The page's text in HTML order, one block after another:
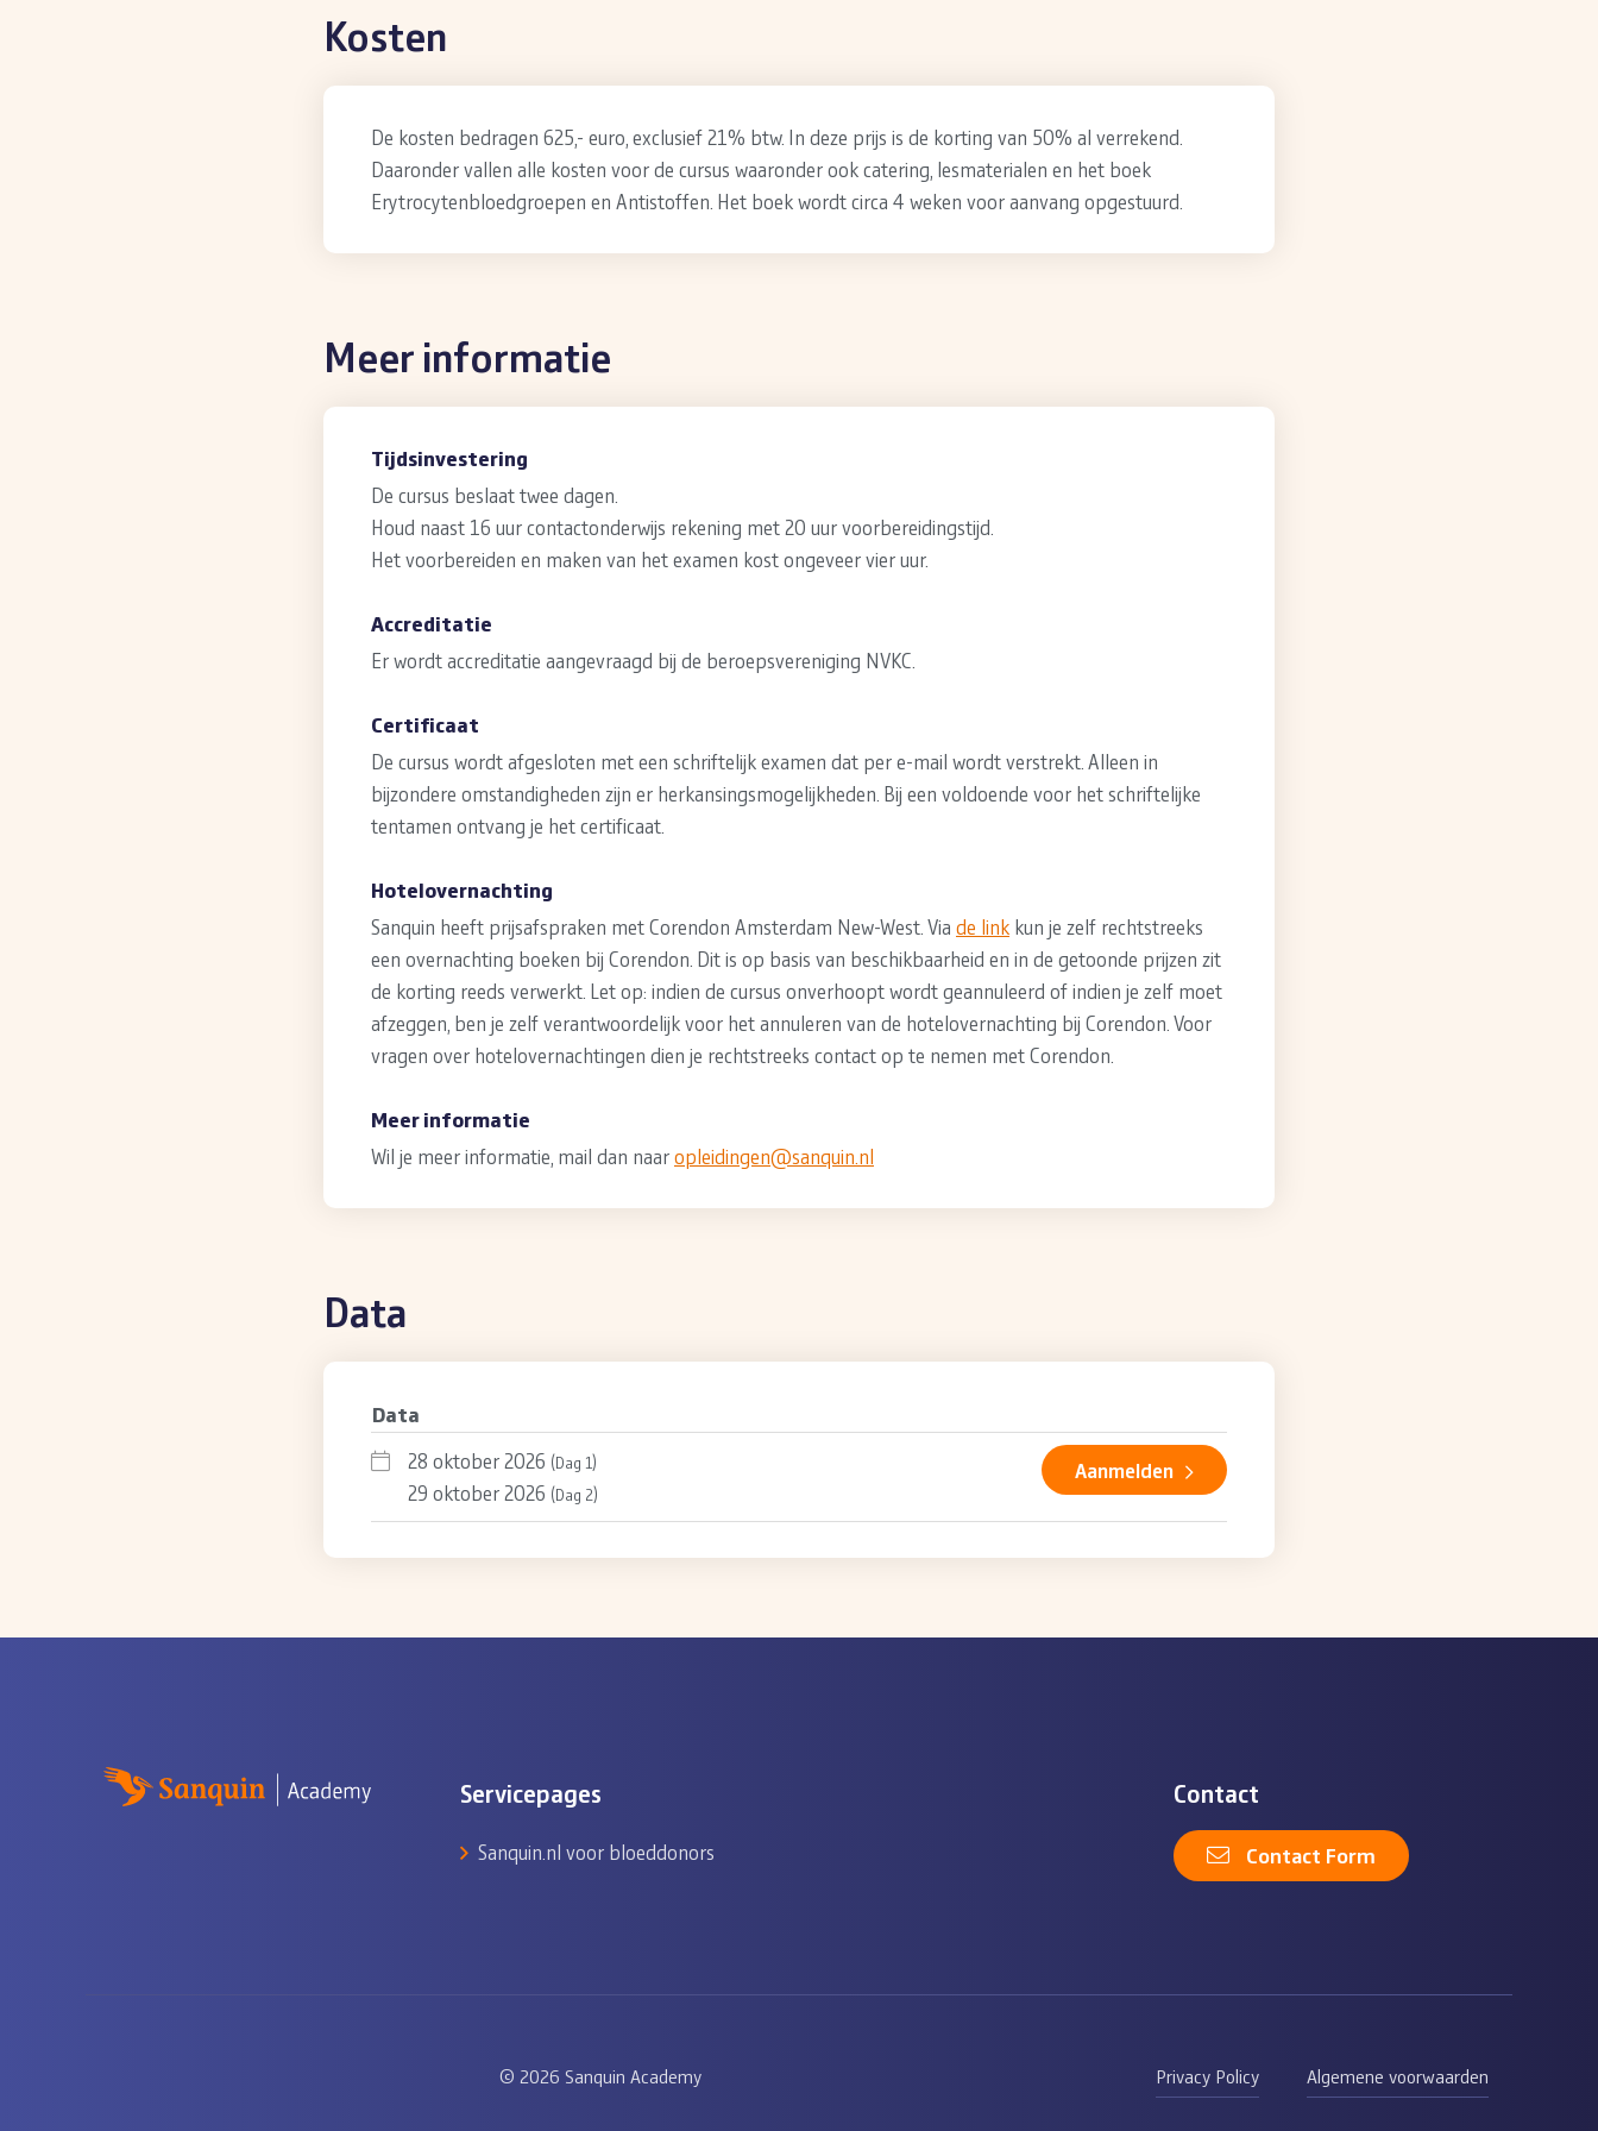
Kosten
De kosten bedragen 625,- euro, exclusief 21% btw. In deze prijs is de korting van 50% al verrekend.
Daaronder vallen alle kosten voor de cursus waaronder ook catering, lesmaterialen en het boek
Erytrocytenbloedgroepen en Antistoffen. Het boek wordt circa 4 weken voor aanvang opgestuurd.
Meer informatie
Tijdsinvestering
De cursus beslaat twee dagen.
Houd naast 16 uur contactonderwijs rekening met 20 uur voorbereidingstijd.
Het voorbereiden en maken van het examen kost ongeveer vier uur.
Accreditatie
Er wordt accreditatie aangevraagd bij de beroepsvereniging NVKC.
Certificaat
De cursus wordt afgesloten met een schriftelijk examen dat per e-mail wordt verstrekt. Alleen in
bijzondere omstandigheden zijn er herkansingsmogelijkheden. Bij een voldoende voor het schriftelijke
tentamen ontvang je het certificaat.
Hotelovernachting
Sanquin heeft prijsafspraken met Corendon Amsterdam New-West. Via de link kun je zelf rechtstreeks
een overnachting boeken bij Corendon. Dit is op basis van beschikbaarheid en in de getoonde prijzen zit
de korting reeds verwerkt. Let op: indien de cursus onverhoopt wordt geannuleerd of indien je zelf moet
afzeggen, ben je zelf verantwoordelijk voor het annuleren van de hotelovernachting bij Corendon. Voor
vragen over hotelovernachtingen dien je rechtstreeks contact op te nemen met Corendon.
Meer informatie
Wil je meer informatie, mail dan naaropleidingen@sanquin.nl
Data
Data
28 oktober 2026 (Dag 1)
29 oktober 2026 (Dag 2)
Aanmelden
Servicepages
Sanquin.nl voor bloeddonors
Contact
Contact Form
© 2026 Sanquin Academy Privacy Policy Algemene voorwaarden